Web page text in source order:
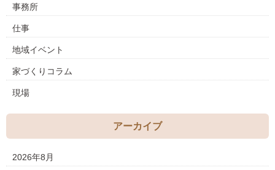
事務所
仕事
地域イベント
家づくりコラム
現場
アーカイブ
2026年8月